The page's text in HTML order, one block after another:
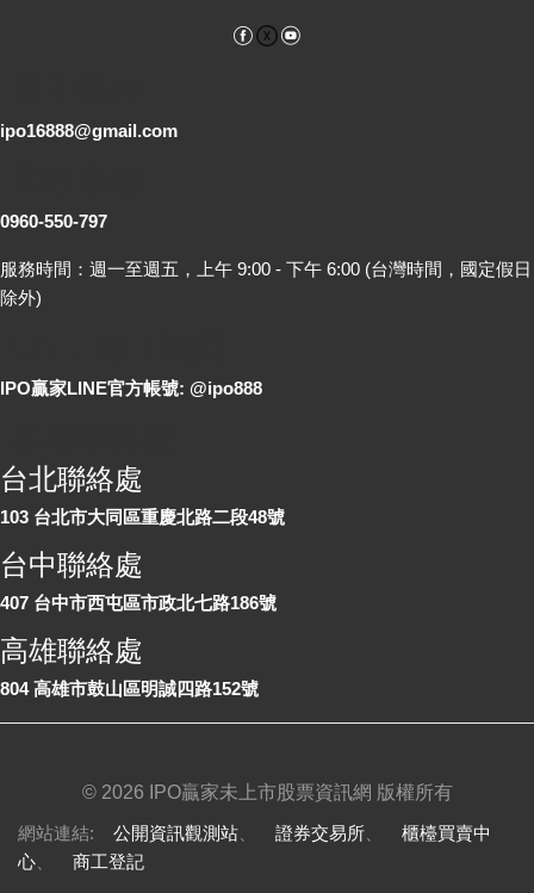
Facebook
ipo16888@gmail.com
0960-550-797
服務時間：週一至週五，上午 9:00 - 下午 6:00 (台灣時間，國定假日
除外)
IPO贏家LINE官方帳號: @ipo888
台北聯絡處
103 台北市大同區重慶北路二段48號
台中聯絡處
407 台中市西屯區市政北七路186號
高雄聯絡處
804 高雄市鼓山區明誠四路152號
© 2026 IPO贏家未上市股票資訊網 版權所有
網站連結: 公開資訊觀測站 證券交易所
櫃檯買賣中
心
商工登記